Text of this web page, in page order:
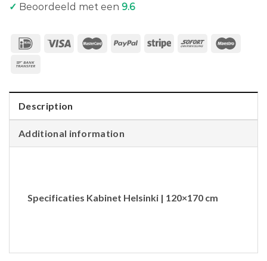
✓ Beoordeeld met een 9.6
Description
Additional information
Specificaties Kabinet Helsinki | 120×170 cm